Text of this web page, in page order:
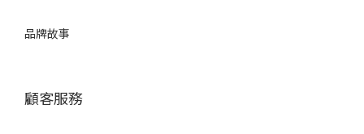
品牌故事
顧客服務